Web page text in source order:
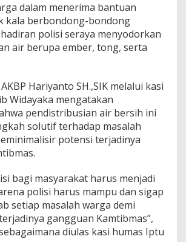
dalam menerima bantuan
kala berbondong-bondong
polisi seraya menyodorkan
air berupa ember, tong, serta
Hariyanto SH.,SIK melalui kasi
Widayaka mengatakan
pendistribusian air bersih ini
solutif terhadap masalah
potensi terjadinya
bagi masyarakat harus menjadi
polisi harus mampu dan sigap
setiap masalah warga demi
gangguan Kamtibmas”,
diulas kasi humas Iptu